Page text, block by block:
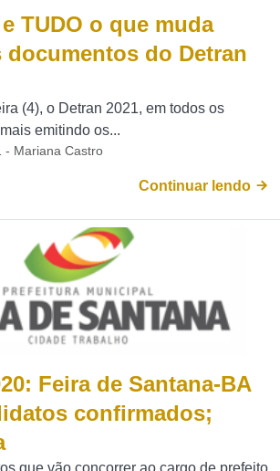
e TUDO o que muda
documentos do Detran
(4), o Detran 2021, em todos os
emitindo os...
- Mariana Castro
Continuar lendo
Feira de Santana-BA
confirmados;
que vão concorrer ao cargo de prefeito